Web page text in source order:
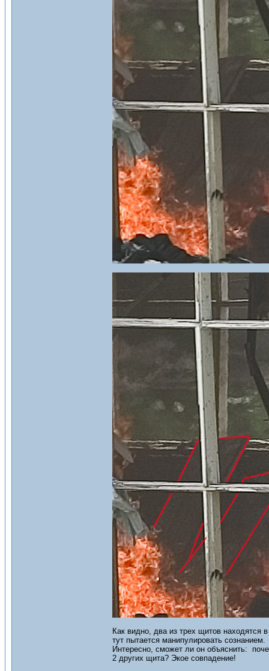
Как видно, два из трех щитов
тут пытается манипулировать сознанием.
Интересно, сможет ли он объяснить:
2 других щита? Экое совпадение!